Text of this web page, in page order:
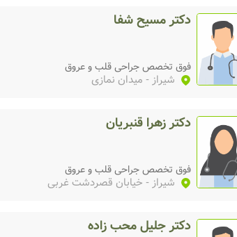
دکتر مسیح شفا
فوق تخصص جراحی قلب و عروق
شیراز- میدان نمازی
دکتر زهرا قنبریان
فوق تخصص جراحی قلب و عروق
شیراز- خیابان قصردشت غربی
دکتر جلیل محب زاده